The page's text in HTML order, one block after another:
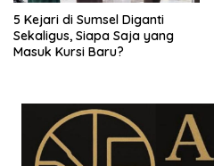
5 Kejari di Sumsel Diganti
Sekaligus, Siapa Saja yang
Masuk Kursi Baru?